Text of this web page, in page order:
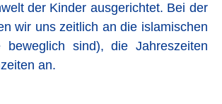
der Kinder ausgerichtet. Bei der
wir uns zeitlich an die islamischen
sind), die Jahreszeiten
an.